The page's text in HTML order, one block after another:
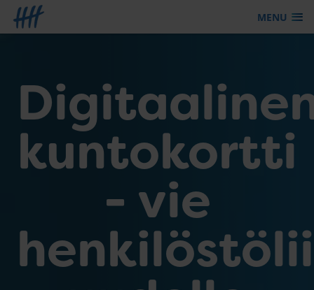
MENU
kuntokortti
- vie